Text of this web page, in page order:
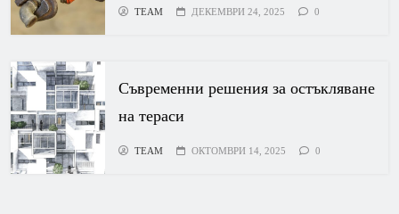
TEAM ДЕКЕМВРИ 24, 2025 0
Съвременни решения за остъкляване
на тераси
TEAM ОКТОМВРИ 14, 2025 0